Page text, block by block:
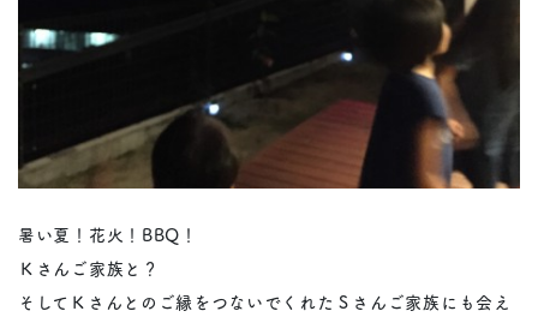
暑い夏！花火！BBQ！
Ｋさんご家族と？
そしてＫさんとのご縁をつないでくれたＳさんご家族にも会え